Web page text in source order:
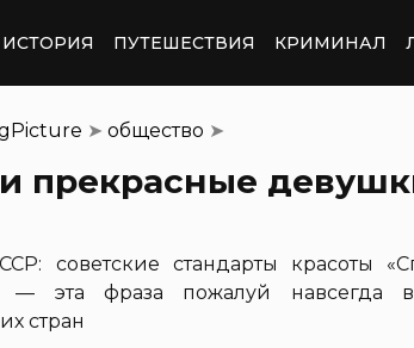
ИСТОРИЯ ПУТЕШЕСТВИЯ КРИМИНАЛ
➤ общество ➤
прекрасные
советские стандарты красоты
— эта фраза пожалуй навсегда
стран